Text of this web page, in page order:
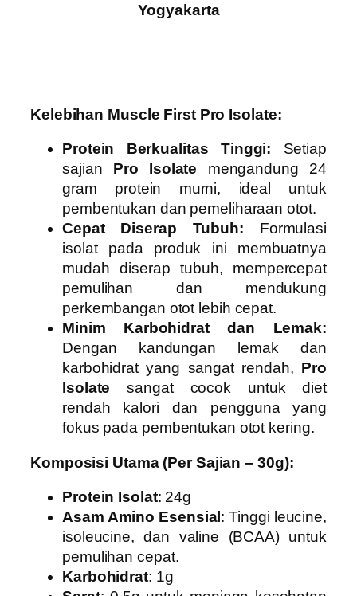
Yogyakarta
Kelebihan Muscle First Pro Isolate:
Protein Berkualitas Tinggi: Setiap
sajian Pro Isolate mengandung 24
gram protein murni, ideal untuk
pembentukan dan pemeliharaan otot.
Cepat Diserap Tubuh: Formulasi
isolat pada produk ini membuatnya
mudah diserap tubuh, mempercepat
pemulihan dan mendukung
perkembangan otot lebih cepat.
Minim Karbohidrat dan Lemak:
Dengan kandungan lemak dan
karbohidrat yang sangat rendah, Pro
Isolate sangat cocok untuk diet
rendah kalori dan pengguna yang
fokus pada pembentukan otot kering.
Komposisi Utama (Per Sajian – 30g):
Protein Isolat: 24g
Asam Amino Esensial : Tinggi leucine,
isoleucine, dan valine (BCAA) untuk
pemulihan cepat.
Karbohidrat: 1g